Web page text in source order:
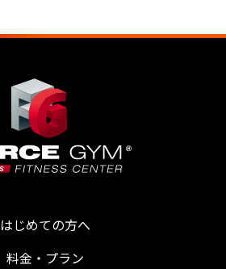
はじめての方へ
料金・プラン